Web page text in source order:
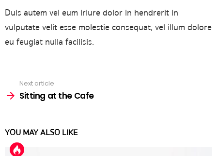
Duis autem vel eum iriure dolor in hendrerit in
vulputate velit esse molestie consequat, vel illum dolore
eu feugiat nulla facilisis.
moreNext article
Sitting at the Cafe
YOU MAY ALSO LIKE